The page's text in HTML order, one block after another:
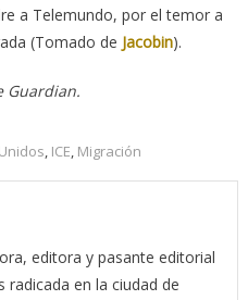
a Telemundo, por el temor a
(Tomado de Jacobin).
Guardian.
, ICE, Migración
editora y pasante editorial
radicada en la ciudad de